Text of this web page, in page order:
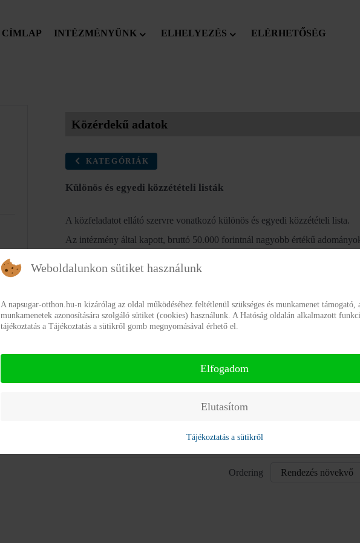
CÍMLAP INTÉZMÉNYÜNK ELHELYEZÉS ELÉRHETŐSÉG
Közérdekű adatok
KATEGÓRIÁK
Különös és egyedi közzétételi listák
A közfeladatot ellátó szervre vonatkozó különös és egyedi közzétételi lista.
Az intézmény által kapott, bruttó 50.000 forintnál nagyobb értékű
Az intézmény által kapott adományok 2025
Az intézmény által kapott adományok 2024
adomanyok_napsugar_2023.pdf
Ordering
Weboldalunkon sütiket használunk
A napsugar-otthon.hu-n kizárólag az oldal működéséhez feltétlenül szükséges és munkamenet támogató,
munkamenetek azonosítására szolgáló sütiket (cookies) használunk. A Hatóság oldalán alkalmazott
tájékoztatás a Tájékoztatás a sütikről gomb megnyomásával érhető el.
Elfogadom
Elutasítom
Tájékoztatás a sütikről